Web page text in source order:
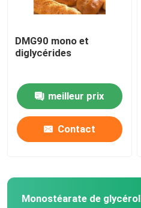
DMG90 mono et
diglycérides
meilleur prix
Contact
Monostéarate de glycérol